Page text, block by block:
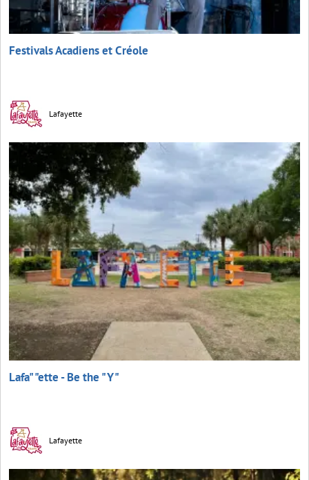
Festivals Acadiens et Créole
Lafayette
Lafa" "ette - Be the "Y"
Lafayette